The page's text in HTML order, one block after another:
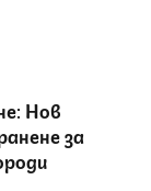
Нов
за